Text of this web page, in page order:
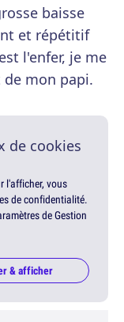
baisse
et répétitif
l'enfer, je me
mon papi.
de cookies
l'afficher, vous
de confidentialité.
de Gestion
& afficher